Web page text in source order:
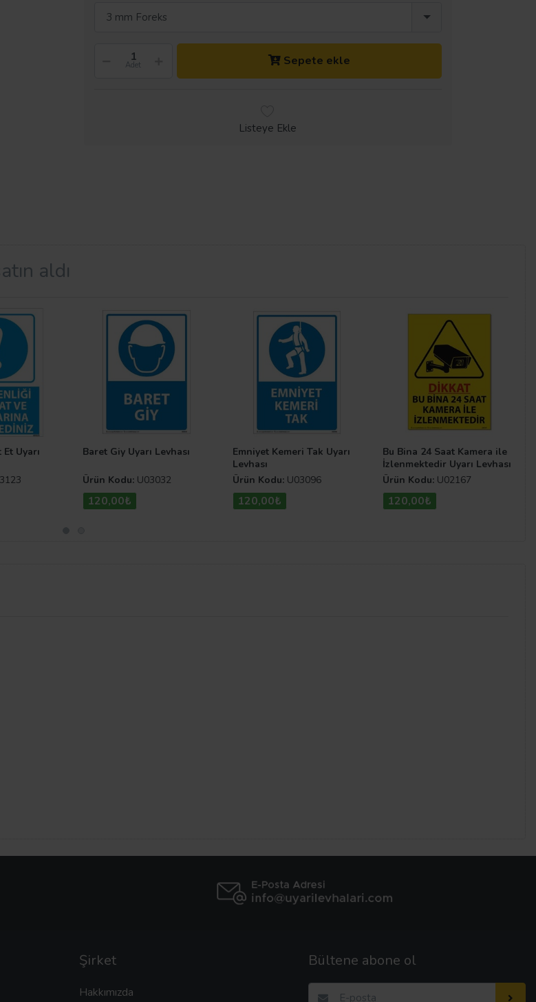
3 mm Foreks
Adet Sepete ekle
Listeye Ekle
aldı
Uyarı
Baret Giy Uyarı Levhası
Ürün Kodu: U03032
120,00₺
Emniyet Kemeri Tak Uyarı
Levhası
Ürün Kodu: U03096
120,00₺
Bu Bina 24 Saat Kamera ile
İzlenmektedir Uyarı Levhası
Ürün Kodu: U02167
120,00₺
Şirket
Hakkımızda
Bültene abone ol